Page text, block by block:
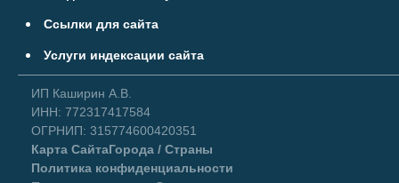
Ссылки для сайта
Услуги индексации сайта
ИП Каширин А.В.
ИНН: 772317417584
ОГРНИП: 315774600420351
Карта СайтаГорода / Страны
Политика конфиденциальности